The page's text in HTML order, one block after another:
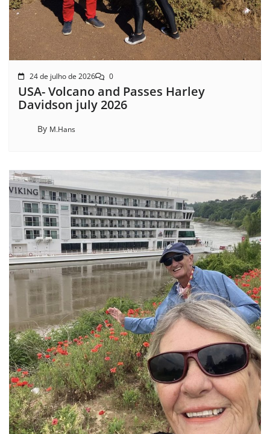
24 de julho de 2026 0
USA- Volcano and Passes Harley
Davidson july 2026
By M.Hans